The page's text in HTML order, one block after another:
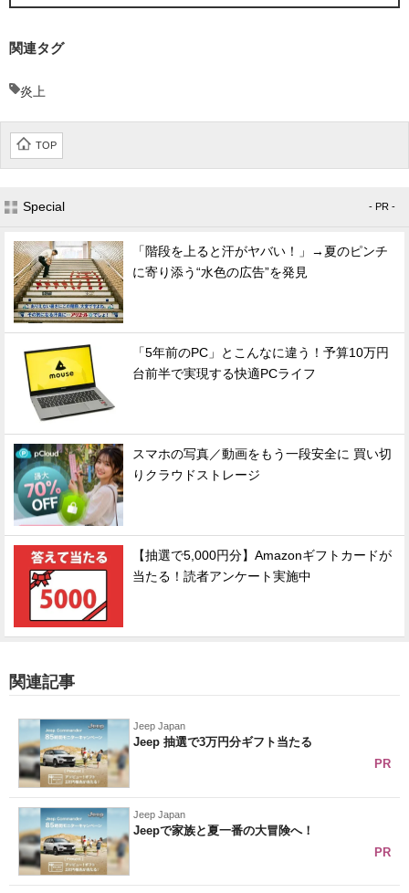
関連タグ
炎上
TOP
Special - PR -
「階段を上ると汗がヤバい！」→夏のピンチ
に寄り添う“水色の広告”を発見
「5年前のPC」とこんなに違う！予算10万円
台前半で実現する快適PCライフ
スマホの写真／動画をもう一段安全に 買い切
りクラウドストレージ
【抽選で5,000円分】Amazonギフトカードが
当たる！読者アンケート実施中
関連記事
Jeep Japan
Jeep 抽選で3万円分ギフト当たる
PR
Jeep Japan
Jeepで家族と夏一番の大冒険へ！
PR